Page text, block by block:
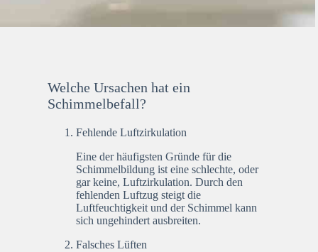
Welche Ursachen hat ein
Schimmelbefall?
Fehlende Luftzirkulation
Eine der häufigsten Gründe für die
Schimmelbildung ist eine schlechte, oder
gar keine, Luftzirkulation. Durch den
fehlenden Luftzug steigt die
Luftfeuchtigkeit und der Schimmel kann
sich ungehindert ausbreiten.
Falsches Lüften